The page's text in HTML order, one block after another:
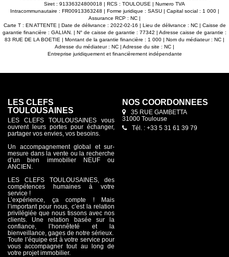
Siret : 91336324800018 | RCS : TOULOUSE | Numero TVA
Intracommunautaire : FR00913363248 | Forme juridique : SASU | Capital social : 1 000 |
Assurance RCP : NC |
Carte T : EN ATTENTE | Date de délivrance : 2022-02-16 | Lieu de délivrance : NC | Caisse de
garantie financière : GALIAN. | N° de caisse de garantie : 77342 | Adresse caisse de garantie :
83 RUE DE LA BOETIE | Montant de la garantie financière : 1 000 | Nom du médiateur : NC |
Adresse du médiateur : NC | Adresse du site : NC |
Entreprise juridiquement et financièrement indépendante
LES CLEFS
TOULOUSAINES
LES CLEFS TOULOUSAINES vous
ouvrent leurs portes pour échanger,
partager vos envies, vos besoins.
Un accompagnement global et sur-
mesure dans la vente ou la recherche
d’un bien immobilier NEUF ou
ANCIEN.
LES CLEFS TOULOUSAINES, des
compétences humaines à votre
service !
L’expérience, ça compte ! Mais
l’important pour nous, c’est la relation
privilégiée que nous tissons avec nos
clients. Une relation basée sur la
confiance, l’honnêteté et la
bienveillance, gages de notre sérieux.
Toute l’équipe est à votre service pour
vous accompagner tout au long de
votre projet immobilier.
NOS COORDONNÉES
35 RUE GAMBETTA
31000 Toulouse
Tél. : +33 5 31 61 39 79